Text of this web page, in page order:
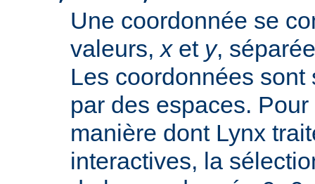
Une coordonnée se
valeurs,xet y,
Les coordonnées
par des espaces.
manière dont Lynx
interactives, la